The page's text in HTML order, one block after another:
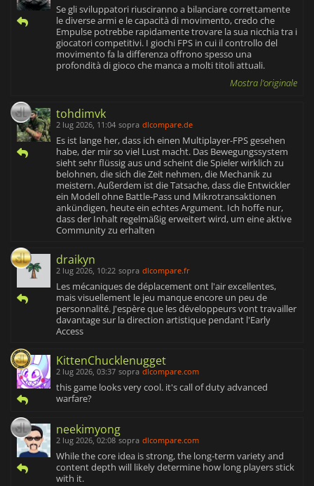
Se gli sviluppatori riusciranno a bilanciare correttamente
le diverse armi e le capacità di movimento, credo che
Empulse potrebbe rapidamente trovare la sua nicchia tra i
giocatori competitivi. I giochi FPS in cui il controllo del
movimento fa la differenza offrono spesso una
profondità di gioco che manca a molti titoli attuali.
Mostra l'originale
tohdimvk
2 lug 2026, 11:04 sopra dlcompare.de
Es ist lange her, dass ich einen Multiplayer-FPS gesehen
habe, der mir so viel Lust macht. Das Bewegungssystem
sieht sehr flüssig aus und scheint die Spieler wirklich zu
belohnen, die sich die Zeit nehmen, die Mechanik zu
meistern. Außerdem ist die Tatsache, dass die Entwickler
ein Modell ohne Battle-Pass und Mikrotransaktionen
ankündigen, heute ein echtes Argument. Ich hoffe nur,
dass der Inhalt regelmäßig erweitert wird, um eine aktive
Community zu erhalten
draikyn
2 lug 2026, 10:22 sopra dlcompare.fr
Les mécaniques de déplacement ont l'air excellentes,
mais visuellement le jeu manque encore un peu de
personnalité. J'espère que les développeurs vont travailler
davantage sur la direction artistique pendant l'Early
Access
KittenChucklenugget
2 lug 2026, 03:37 sopra dlcompare.com
this game looks very cool. it's call of duty advanced
warfare?
neekimyong
2 lug 2026, 02:08 sopra dlcompare.com
While the core idea is strong, the long-term variety and
content depth will likely determine how long players stick
with it.